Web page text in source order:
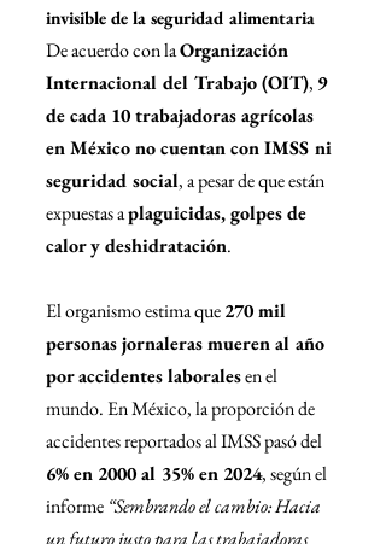
invisible de la seguridad alimentaria
De acuerdo con la Organización
Internacional del Trabajo (OIT), 9
de cada 10 trabajadoras agrícolas
en México no cuentan con IMSS ni
seguridad social, a pesar de que están
expuestas a plaguicidas, golpes de
calor y deshidratación.
El organismo estima que 270 mil
personas jornaleras mueren al año
por accidentes laborales en el
mundo. En México, la proporción de
accidentes reportados al IMSS pasó del
6% en 2000 al 35% en 2024, según el
informe “Sembrando el cambio: Hacia
un futuro justo para las trabajadoras